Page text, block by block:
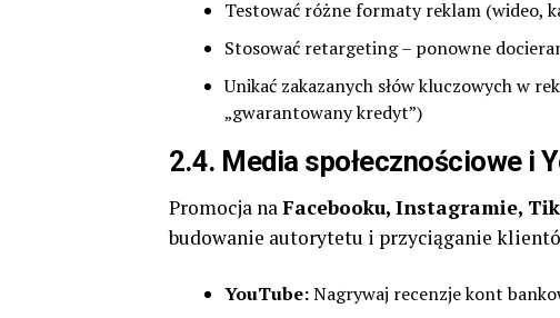
Testować różne formaty reklam (wideo,
Stosować retargeting – ponowne
Unikać zakazanych słów kluczowych w
„gwarantowany kredyt”)
2.4. Media społecznościowe i
Promocja naFacebooku, Instagramie,
budowanie autorytetu i przyciąganie
YouTube:Nagrywaj recenzje kont